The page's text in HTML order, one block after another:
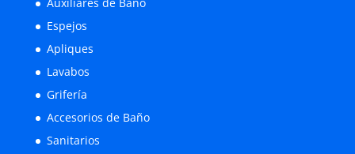
Espejos
Apliques
Lavabos
Grifería
Accesorios de Baño
Sanitarios